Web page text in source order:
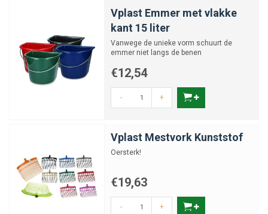
Vplast Emmer met vlakke
kant 15 liter
Vanwege de unieke vorm schuurt de
emmer niet langs de benen
€12,54
- +
Vplast Mestvork Kunststof
Oersterk!
€19,63
- +